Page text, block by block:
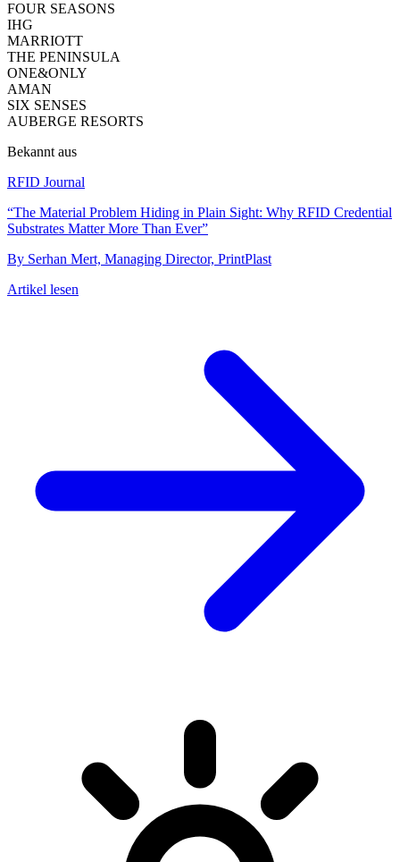
FOUR SEASONS
IHG
MARRIOTT
THE PENINSULA
ONE&ONLY
AMAN
SIX SENSES
AUBERGE RESORTS
Bekannt aus
RFID Journal
“The Material Problem Hiding in Plain Sight: Why RFID Credential
Substrates Matter More Than Ever”
By Serhan Mert, Managing Director, PrintPlast
Artikel lesen